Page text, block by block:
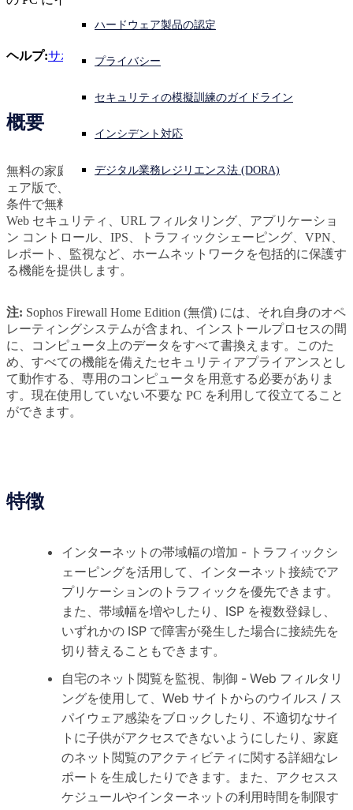
サイバー攻撃を受けている場合、連絡先はこちら
日本語
ハードウェア製品の認定
プライバシー
セキュリティの模擬訓練のガイドライン
インシデント対応
デジタル業務レジリエンス法 (DORA)
ヘルプ:サポートフォーラムを確認
概要
無料の家庭用 Sophos Firewall は、Sophos Firewall のソフトウ
ェア版で、すべての機能を備えており、ホームユーザーは無
条件で無料で利用することができます。マルウェア対策、
Web セキュリティ、URL フィルタリング、アプリケーショ
ン コントロール、IPS、トラフィックシェーピング、VPN、
レポート、監視など、ホームネットワークを包括的に保護す
る機能を提供します。
注: Sophos Firewall Home Edition (無償) には、それ自身のオペ
レーティングシステムが含まれ、インストールプロセスの間
に、コンピュータ上のデータをすべて書換えます。このた
め、すべての機能を備えたセキュリティアプライアンスとし
て動作する、専用のコンピュータを用意する必要がありま
す。現在使用していない不要な PC を利用して役立てること
ができます。
特徴
インターネットの帯域幅の増加 - トラフィックシ
ェーピングを活用して、インターネット接続でア
プリケーションのトラフィックを優先できます。
また、帯域幅を増やしたり、ISP を複数登録し、
いずれかの ISP で障害が発生した場合に接続先を
切り替えることもできます。
自宅のネット閲覧を監視、制御 - Web フィルタリ
ングを使用して、Web サイトからのウイルス / ス
パイウェア感染をブロックしたり、不適切なサイ
トに子供がアクセスできないようにしたり、家庭
のネット閲覧のアクティビティに関する詳細なレ
ポートを生成したりできます。また、アクセスス
ケジュールやインターネットの利用時間を制限す